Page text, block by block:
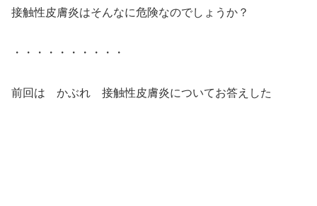
接触性皮膚炎はそんなに危険なのでしょうか？
・・・・・・・・・・
前回は かぶれ 接触性皮膚炎についてお答えした